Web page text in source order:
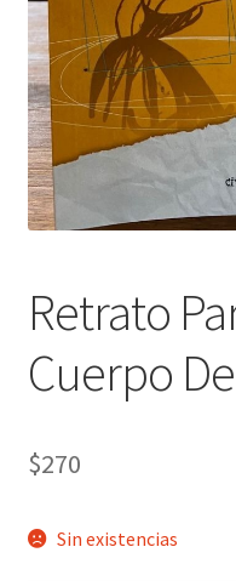
Retrato
Cuerpo
$270
Sin existencias